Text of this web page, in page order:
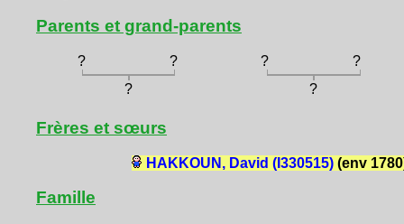
Parents et grand-parents
? ? ?
?
?
?
Frères et sœurs
HAKKOUN, David (I330515)(env
Famille